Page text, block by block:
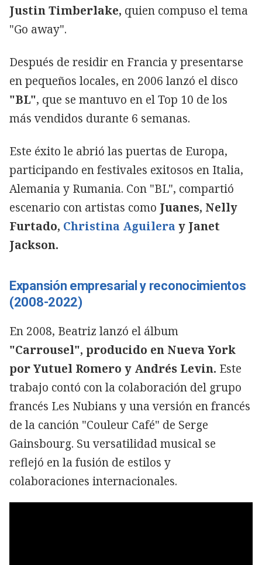
Justin Timberlake, quien compuso el tema
"Go away".
Después de residir en Francia y presentarse
en pequeños locales, en 2006 lanzó el disco
"BL", que se mantuvo en el Top 10 de los
más vendidos durante 6 semanas.
Este éxito le abrió las puertas de Europa,
participando en festivales exitosos en Italia,
Alemania y Rumania. Con "BL", compartió
escenario con artistas como Juanes, Nelly
Furtado, Christina Aguilera y Janet
Jackson.
Expansión empresarial y reconocimientos
(2008-2022)
En 2008, Beatriz lanzó el álbum
"Carrousel", producido en Nueva York
por Yutuel Romero y Andrés Levin. Este
trabajo contó con la colaboración del grupo
francés Les Nubians y una versión en francés
de la canción "Couleur Café" de Serge
Gainsbourg. Su versatilidad musical se
reflejó en la fusión de estilos y
colaboraciones internacionales.